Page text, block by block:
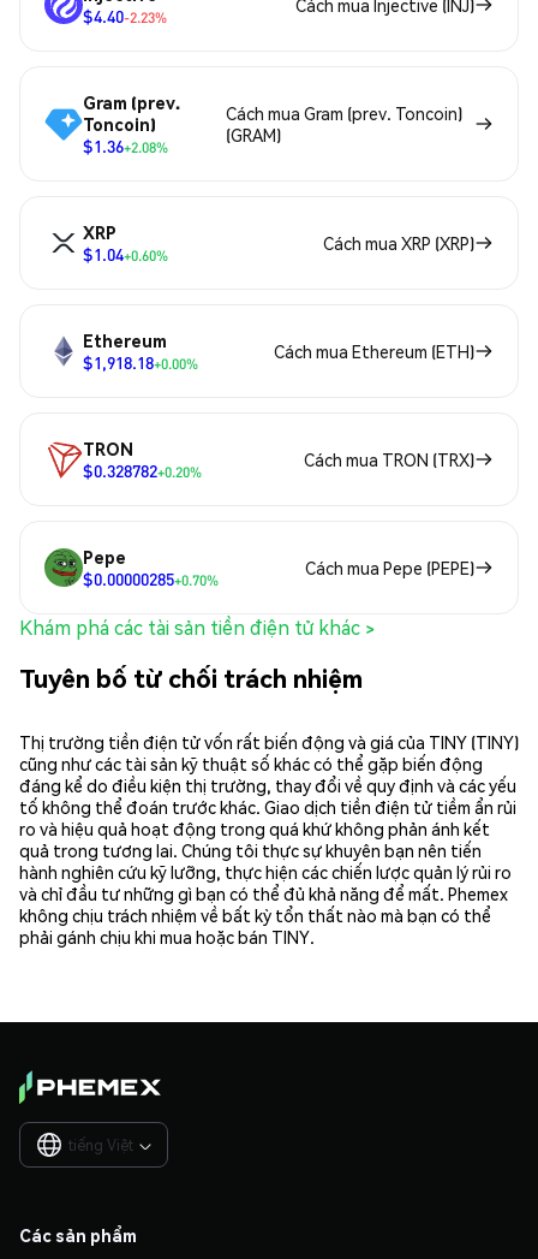
$4.40-2.23%
Cách mua Injective (INJ)
Gram (prev.
Toncoin)
$1.36+2.08%
Cách mua Gram (prev. Toncoin)
(GRAM)
XRP
$1.04+0.60%
Cách mua XRP (XRP)
Ethereum
$1,918.18+0.00%
Cách mua Ethereum (ETH)
TRON
$0.328782+0.20%
Cách mua TRON (TRX)
Pepe
$0.00000285+0.70%
Cách mua Pepe (PEPE)
Khám phá các tài sản tiền điện tử khác >
Tuyên bố từ chối trách nhiệm
Thị trường tiền điện tử vốn rất biến động và giá của TINY (TINY)
cũng như các tài sản kỹ thuật số khác có thể gặp biến động
đáng kể do điều kiện thị trường, thay đổi về quy định và các yếu
tố không thể đoán trước khác. Giao dịch tiền điện tử tiềm ẩn rủi
ro và hiệu quả hoạt động trong quá khứ không phản ánh kết
quả trong tương lai. Chúng tôi thực sự khuyên bạn nên tiến
hành nghiên cứu kỹ lưỡng, thực hiện các chiến lược quản lý rủi ro
và chỉ đầu tư những gì bạn có thể đủ khả năng để mất. Phemex
không chịu trách nhiệm về bất kỳ tổn thất nào mà bạn có thể
phải gánh chịu khi mua hoặc bán TINY.
tiếng Việt 
Các sản phẩm